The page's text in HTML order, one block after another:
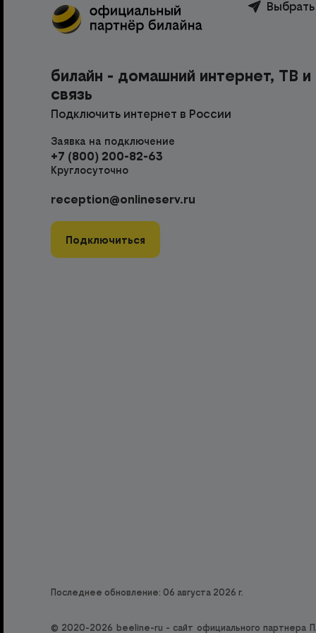
билайн - домашний интернет, ТВ и
связь
Подключить интернет в России
Заявка на подключение
+7 (800) 200-82-63
Круглосуточно
reception@onlineserv.ru
Подключиться
Последнее обновление: 06 августа 2026 г.
© 2020-2026 beeline-ru - сайт официального